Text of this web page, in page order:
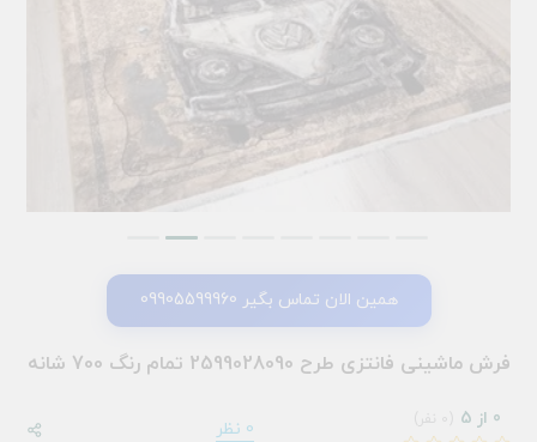
همین الان تماس بگیر 09905599960
فرش ماشینی فانتزی طرح 2599028090 تمام رنگ 700 شانه
0 از 5 0 نظر